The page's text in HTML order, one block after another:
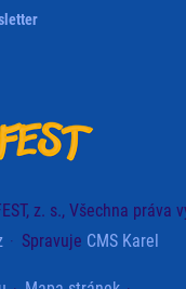
z. s., Všechna práva
Spravuje CMS Karel